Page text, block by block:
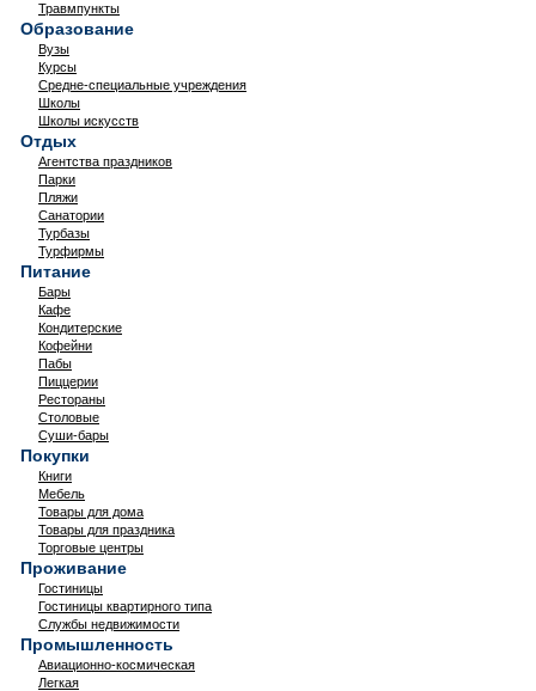
Травмпункты
Образование
Вузы
Курсы
Средне-специальные учреждения
Школы
Школы искусств
Отдых
Агентства праздников
Парки
Пляжи
Санатории
Турбазы
Турфирмы
Питание
Бары
Кафе
Кондитерские
Кофейни
Пабы
Пиццерии
Рестораны
Столовые
Суши-бары
Покупки
Книги
Мебель
Товары для дома
Товары для праздника
Торговые центры
Проживание
Гостиницы
Гостиницы квартирного типа
Службы недвижимости
Промышленность
Авиационно-космическая
Легкая